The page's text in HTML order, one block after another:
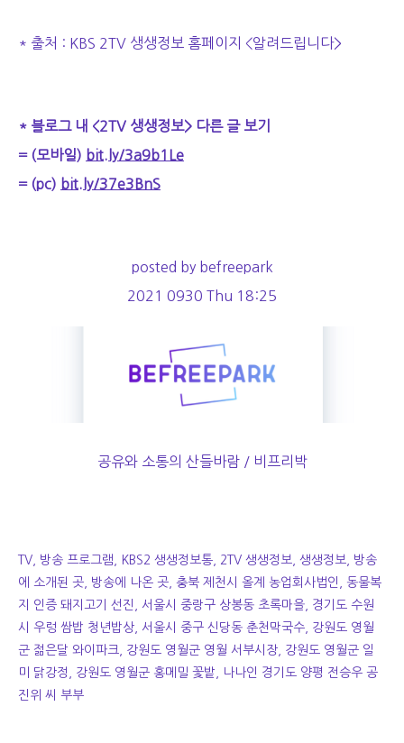
* 출처 : KBS 2TV 생생정보 홈페이지 <알려드립니다>
* 블로그 내 <2TV 생생정보> 다른 글 보기
= (모바일) bit.ly/3a9b1Le
= (pc) bit.ly/37e3BnS
posted by befreepark
2021 0930 Thu 18:25
공유와 소통의 산들바람 / 비프리박
TV, 방송 프로그램, KBS2 생생정보통, 2TV 생생정보, 생생정보, 방송
에 소개된 곳, 방송에 나온 곳, 충북 제천시 올계 농업회사법인, 동물복
지 인증 돼지고기 선진, 서울시 중랑구 상봉동 초록마을, 경기도 수원
시 우렁 쌈밥 청년밥상, 서울시 중구 신당동 춘천막국수, 강원도 영월
군 젊은달 와이파크, 강원도 영월군 영월 서부시장, 강원도 영월군 일
미 닭강정, 강원도 영월군 홍메밀 꽃밭, 나나인 경기도 양평 전승우 공
진위 씨 부부